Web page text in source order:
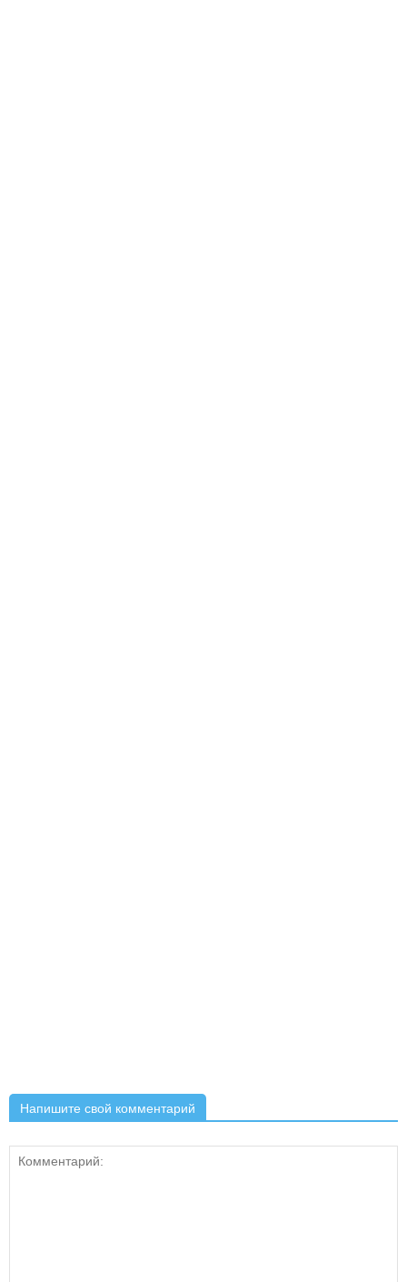
Напишите свой комментарий